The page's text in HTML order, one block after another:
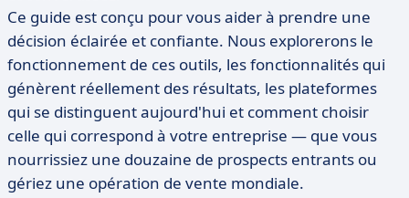
Ce guide est conçu pour vous aider à prendre une
décision éclairée et confiante. Nous explorerons le
fonctionnement de ces outils, les fonctionnalités qui
génèrent réellement des résultats, les plateformes
qui se distinguent aujourd'hui et comment choisir
celle qui correspond à votre entreprise — que vous
nourrissiez une douzaine de prospects entrants ou
gériez une opération de vente mondiale.